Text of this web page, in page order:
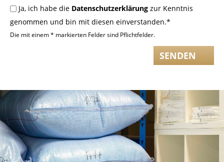
Ja, ich habe die Datenschutzerklärung zur Kenntnis
genommen und bin mit diesen einverstanden.*
Die mit einem * markierten Felder sind Pflichtfelder.
SENDEN